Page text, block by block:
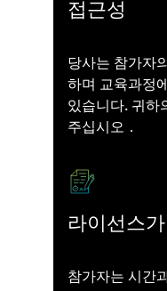
접근성
당사는 참가자
하며 교육과정
있습니다. 귀하
주십시오．
라이선스
참가자는 시간